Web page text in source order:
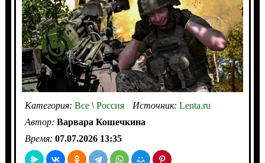
Категория: Все\Россия Источник: Lenta.ru
Автор: Варвара Кошечкина
Время: 07.07.2026 13:35